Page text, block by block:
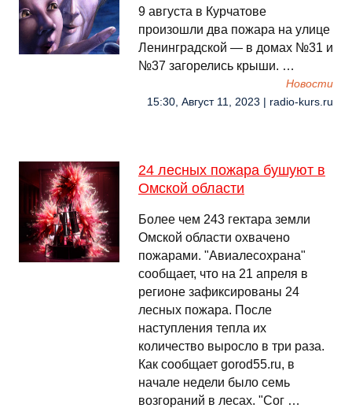
9 августа в Курчатове
произошли два пожара на улице
Ленинградской — в домах №31 и
№37 загорелись крыши. …
Новости
15:30, Август 11, 2023 | radio-kurs.ru
24 лесных пожара бушуют в
Омской области
Более чем 243 гектара земли
Омской области охвачено
пожарами. "Авиалесохрана"
сообщает, что на 21 апреля в
регионе зафиксированы 24
лесных пожара. После
наступления тепла их
количество выросло в три раза.
Как сообщает gorod55.ru, в
начале недели было семь
возгораний в лесах. "Сог …